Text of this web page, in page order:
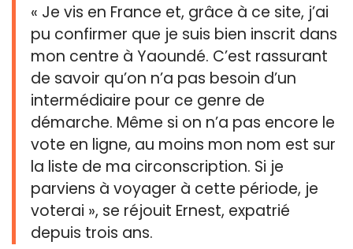
« Je vis en France et, grâce à ce site, j’ai
pu confirmer que je suis bien inscrit dans
mon centre à Yaoundé. C’est rassurant
de savoir qu’on n’a pas besoin d’un
intermédiaire pour ce genre de
démarche. Même si on n’a pas encore le
vote en ligne, au moins mon nom est sur
la liste de ma circonscription. Si je
parviens à voyager à cette période, je
voterai », se réjouit Ernest, expatrié
depuis trois ans.